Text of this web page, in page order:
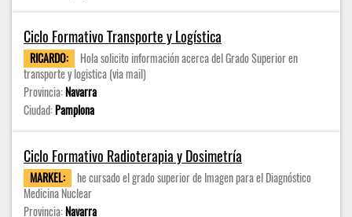
Ciclo Formativo Transporte y Logística
RICARDO:
Hola solicito información acerca del Grado Superior en
transporte y logistica (via mail)
Provincia:Navarra
Ciudad:Pamplona
Ciclo Formativo Radioterapia y Dosimetría
MARKEL:
he cursado el grado superior de Imagen para el Diagnóstico
Medicina Nuclear
Provincia:Navarra